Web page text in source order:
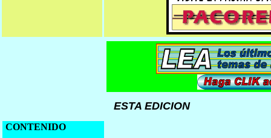
ESTA EDICION
CONTENIDO